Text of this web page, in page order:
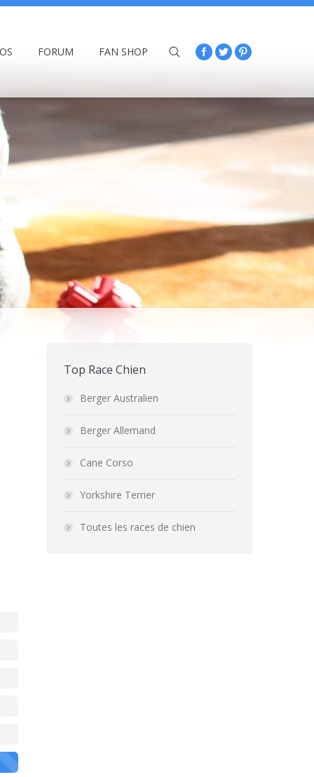
FORUM FAN SHOP
Top Race Chien
Berger Australien
Berger Allemand
Cane Corso
Yorkshire Terrier
Toutes les races de chien